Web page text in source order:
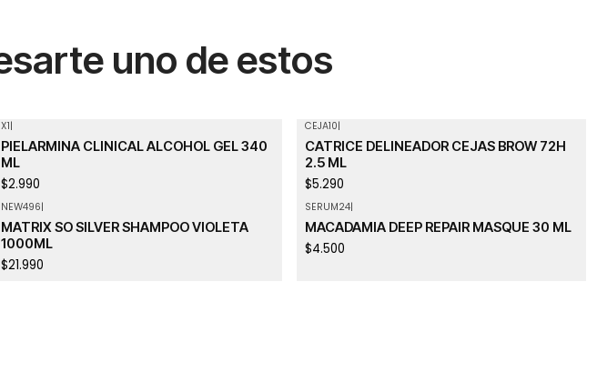
uno de estos
X1|
PIELARMINA CLINICAL ALCOHOL GEL 340
ML
$2.990
CEJA10|
CATRICE DELINEADOR CEJAS BROW 72H
2.5 ML
$5.290
NEW496|
MATRIX SO SILVER SHAMPOO VIOLETA
1000ML
$21.990
SERUM24|
MACADAMIA DEEP REPAIR MASQUE 30 ML
$4.500